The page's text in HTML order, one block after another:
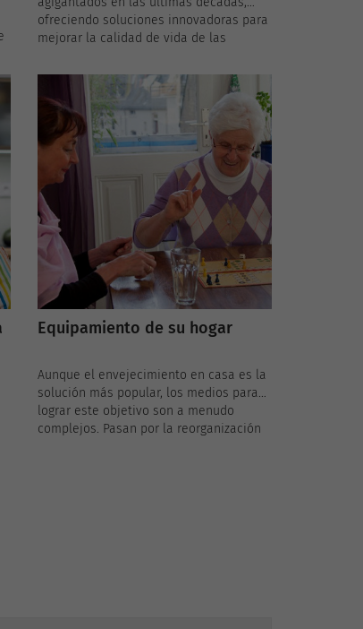
ofreciendo soluciones innovadoras para
mejorar la calidad de vida de las
Para los adultos mayores, en particular,
la tecnología puede ser un aliado
valioso para aumentar la seguridad y la
independencia en el hogar. Aquí
exploramos cómo la tecnología puede
ayudar a los seniors a vivir seguros en
casa.
Equipamiento de su hogar
Aunque el envejecimiento en casa es la
solución más popular, los medios para
lograr este objetivo son a menudo
complejos. Pasan por la reorganización